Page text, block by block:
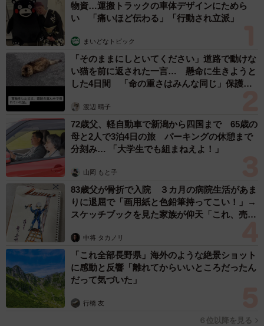
物資…運搬トラックの車体デザインにためら
い 「痛いほど伝わる」「行動され立派」
まいどなトピック
「そのままにしといてください」道路で動けな
い猫を前に返された一言… 懸命に生きようと
した4日間 「命の重さはみんな同じ」保護団
渡辺 晴子
72歳父、軽自動車で新潟から四国まで 65歳の
母と2人で3泊4日の旅 パーキングの休憩まで
分刻み… 「大学生でも組まねえよ！」
山岡 もと子
83歳父が骨折で入院 ３カ月の病院生活があま
りに退屈で「画用紙と色鉛筆持ってこい！」→
スケッチブックを見た家族が仰天「これ、売れ
中将 タカノリ
「これ全部長野県」海外のような絶景ショット
に感動と反響「離れてからいいところだったん
だって気づいた」
行橋 友
６位以降を見る